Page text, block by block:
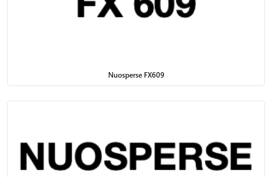
Nuosperse FX609